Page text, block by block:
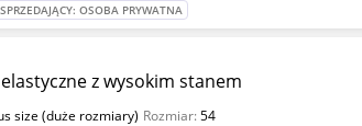
SPRZEDAJĄCY: OSOBA PRYWATNA
z wysokim stanem
size (duże rozmiary) Rozmiar:54